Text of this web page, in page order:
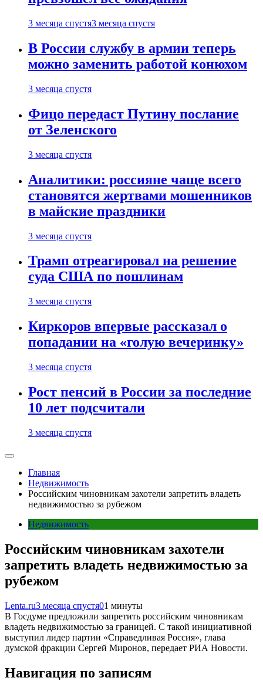
3 месяца спустя3 месяца спустя
В России службу в армии теперь
можно заменить работой конюхом
3 месяца спустя
Фицо передаст Путину послание
от Зеленского
3 месяца спустя
Аналитики: россияне чаще всего
становятся жертвами мошенников
в майские праздники
3 месяца спустя
Трамп отреагировал на решение
суда США по пошлинам
3 месяца спустя
Киркоров впервые рассказал о
попадании на «голую вечеринку»
3 месяца спустя
Рост пенсий в России за последние
10 лет подсчитали
3 месяца спустя
Главная
Недвижимость
Российским чиновникам захотели запретить владеть
недвижимостью за рубежом
Недвижимость
Российским чиновникам захотели
запретить владеть недвижимостью за
рубежом
Lenta.ru3 месяца спустя01 минуты
В Госдуме предложили запретить российским чиновникам
владеть недвижимостью за границей. С такой инициативной
выступил лидер партии «Справедливая Россия», глава
думской фракции Сергей Миронов, передает РИА Новости.
Навигация по записям